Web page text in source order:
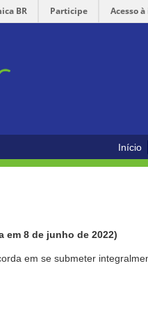
BR Participe Acesso
Início
em 8 de junho de 2022)
em se submeter